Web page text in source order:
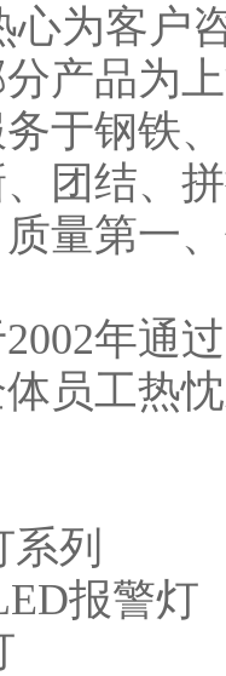
心为客户
产品为
于钢铁
团结、
量第一
年通
员工热
列
报警灯